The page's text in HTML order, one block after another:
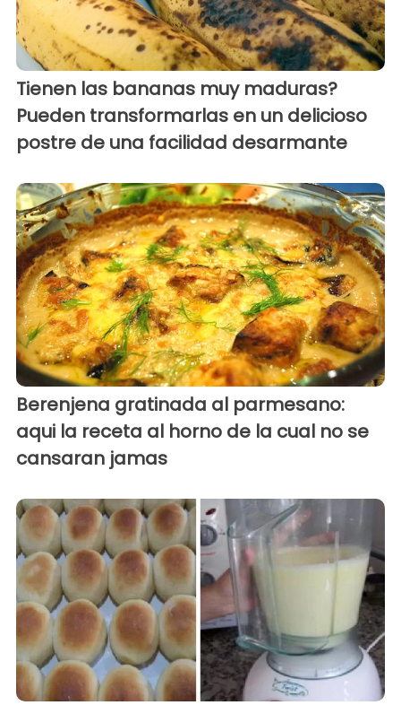
Tienen las bananas muy maduras?
Pueden transformarlas en un delicioso
postre de una facilidad desarmante
Berenjena gratinada al parmesano:
aqui la receta al horno de la cual no se
cansaran jamas